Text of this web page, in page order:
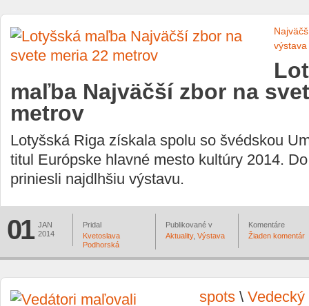
maľba Najväčší zbor na
metrov
Lotyšská Riga získala spolu so švédskou
titul Európske hlavné mesto kultúry 2014.
priniesli najdlhšiu výstavu.
01 JAN
2014
Pridal
Kvetoslava
Podhorská
Publikované v
Aktuality, Výstava
Komentáre
Žiaden komentár
spots \ Vedecký